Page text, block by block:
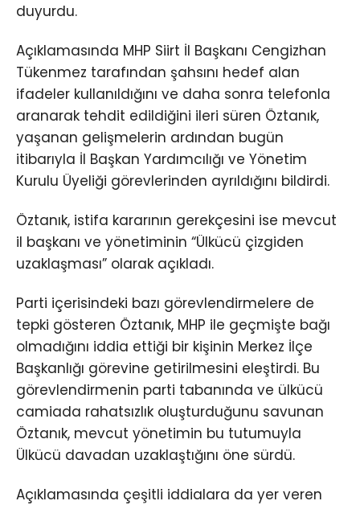
duyurdu.
Açıklamasında MHP Siirt İl Başkanı Cengizhan
Tükenmez tarafından şahsını hedef alan
ifadeler kullanıldığını ve daha sonra telefonla
aranarak tehdit edildiğini ileri süren Öztanık,
yaşanan gelişmelerin ardından bugün
itibarıyla İl Başkan Yardımcılığı ve Yönetim
Kurulu Üyeliği görevlerinden ayrıldığını bildirdi.
Öztanık, istifa kararının gerekçesini ise mevcut
il başkanı ve yönetiminin “Ülkücü çizgiden
uzaklaşması” olarak açıkladı.
Parti içerisindeki bazı görevlendirmelere de
tepki gösteren Öztanık, MHP ile geçmişte bağı
olmadığını iddia ettiği bir kişinin Merkez İlçe
Başkanlığı görevine getirilmesini eleştirdi. Bu
görevlendirmenin parti tabanında ve ülkücü
camiada rahatsızlık oluşturduğunu savunan
Öztanık, mevcut yönetimin bu tutumuyla
Ülkücü davadan uzaklaştığını öne sürdü.
Açıklamasında çeşitli iddialara da yer veren